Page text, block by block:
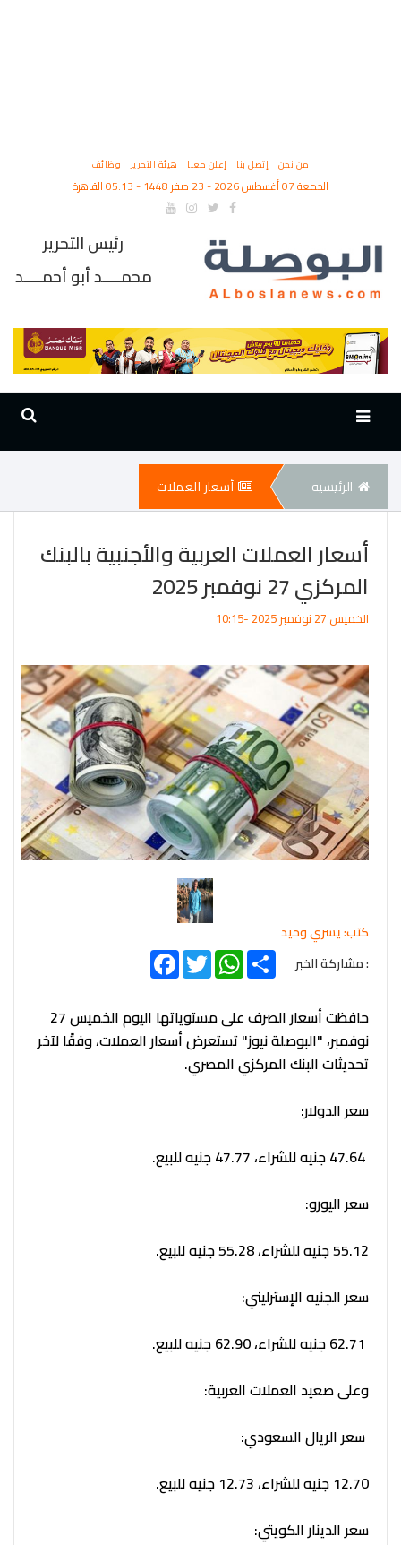
من نحن إتصل بنا إعلن معنا هيئة التحرير وظائف
الجمعة 07 أغسطس 2026 - 23 صفر 1448 - 05:13 القاهرة
رئيس التحرير
محمــــد أبو أحمــــد
الرئيسيه أسعار العملات
أسعار العملات العربية والأجنبية بالبنك
المركزي 27 نوفمبر 2025
الخميس 27 نوفمبر 2025 -10:15
كتب: يسري وحيد
: مشاركة الخبر
FacebookTwitter
WhatsAppShare
حافظت أسعار الصرف على مستوياتها اليوم الخميس 27
نوفمبر، "البوصلة نيوز" تستعرض أسعار العملات، وفقًا لآخر
تحديثات البنك المركزي المصري.
سعر الدولار:
سعر اليورو:
55.12 جنيه للشراء، 55.28 جنيه للبيع.
سعر الجنيه الإسترليني:
وعلى صعيد العملات العربية:
سعر الريال السعودي:
12.70 جنيه للشراء، 12.73 جنيه للبيع.
سعر الدينار الكويتي: